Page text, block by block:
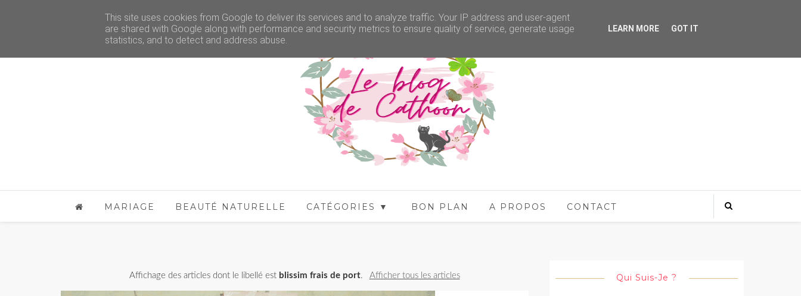
MARIAGE BEAUTÉ NATURELLE CATÉGORIES ▼ BON PLAN A PROPOS CONTACT
Affichage des articles dont le libellé est blissim frais de port. Afficher tous les articles Qui Suis-Je ?
This site uses cookies from Google to deliver its services and to analyze traffic. Your IP address and user-agent
are shared with Google along with performance and security metrics to ensure quality of service, generate usage
statistics, and to detect and address abuse.
LEARN MORE GOT IT